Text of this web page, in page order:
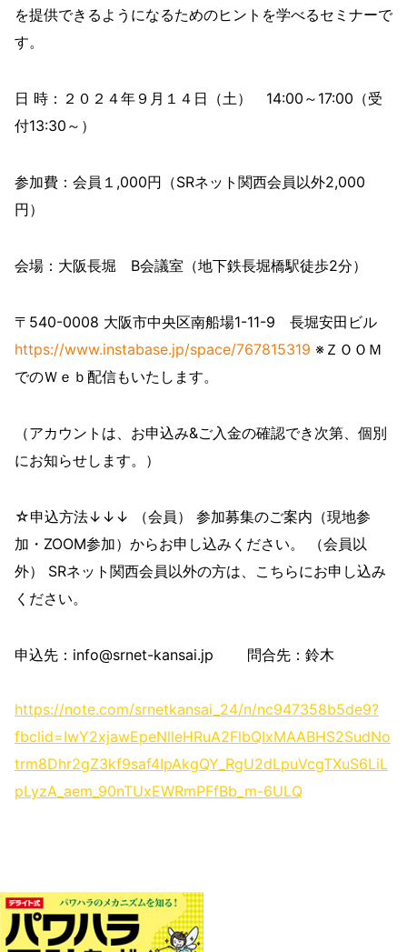
を提供できるようになるためのヒントを学べるセミナーで
す。
日 時：２０２４年９月１４日（土） 14:00～17:00（受
付13:30～）
参加費：会員１,000円（SRネット関西会員以外2,000
円）
会場：大阪長堀 B会議室（地下鉄長堀橋駅徒歩2分）
〒540-0008 大阪市中央区南船場1-11-9 長堀安田ビル
https://www.instabase.jp/space/767815319 ※ＺＯＯＭ
でのＷｅｂ配信もいたします。
（アカウントは、お申込み&ご入金の確認でき次第、個別
にお知らせします。）
☆申込方法↓↓↓ （会員） 参加募集のご案内（現地参
加・ZOOM参加）からお申し込みください。 （会員以
外） SRネット関西会員以外の方は、こちらにお申し込み
ください。
申込先：info@srnet-kansai.jp 問合先：鈴木
https://note.com/srnetkansai_24/n/nc947358b5de9?
fbclid=IwY2xjawEpeNlleHRuA2FlbQIxMAABHS2SudNo
trm8Dhr2gZ3kf9saf4IpAkgQY_RgU2dLpuVcgTXuS6LiL
pLyzA_aem_90nTUxEWRmPFfBb_m-6ULQ